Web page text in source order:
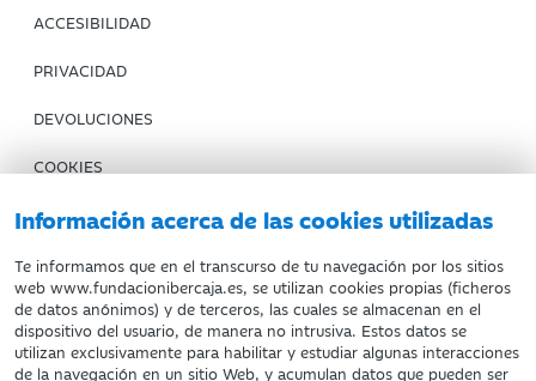
Información acerca de las cookies utilizadas
Te informamos que en el transcurso de tu navegación por los sitios
web www.fundacionibercaja.es, se utilizan cookies propias (ficheros
de datos anónimos) y de terceros, las cuales se almacenan en el
dispositivo del usuario, de manera no intrusiva. Estos datos se
utilizan exclusivamente para habilitar y estudiar algunas interacciones
de la navegación en un sitio Web, y acumulan datos que pueden ser
ACCESIBILIDAD
PRIVACIDAD
DEVOLUCIONES
COOKIES
CONDICIONES DE COMPRA
IBERCAJA BANCO
Fundación Bancaria Ibercaja. C.I.F. G-50000652.
Inscrita en el Registro de Fundaciones del Mº de Educación,